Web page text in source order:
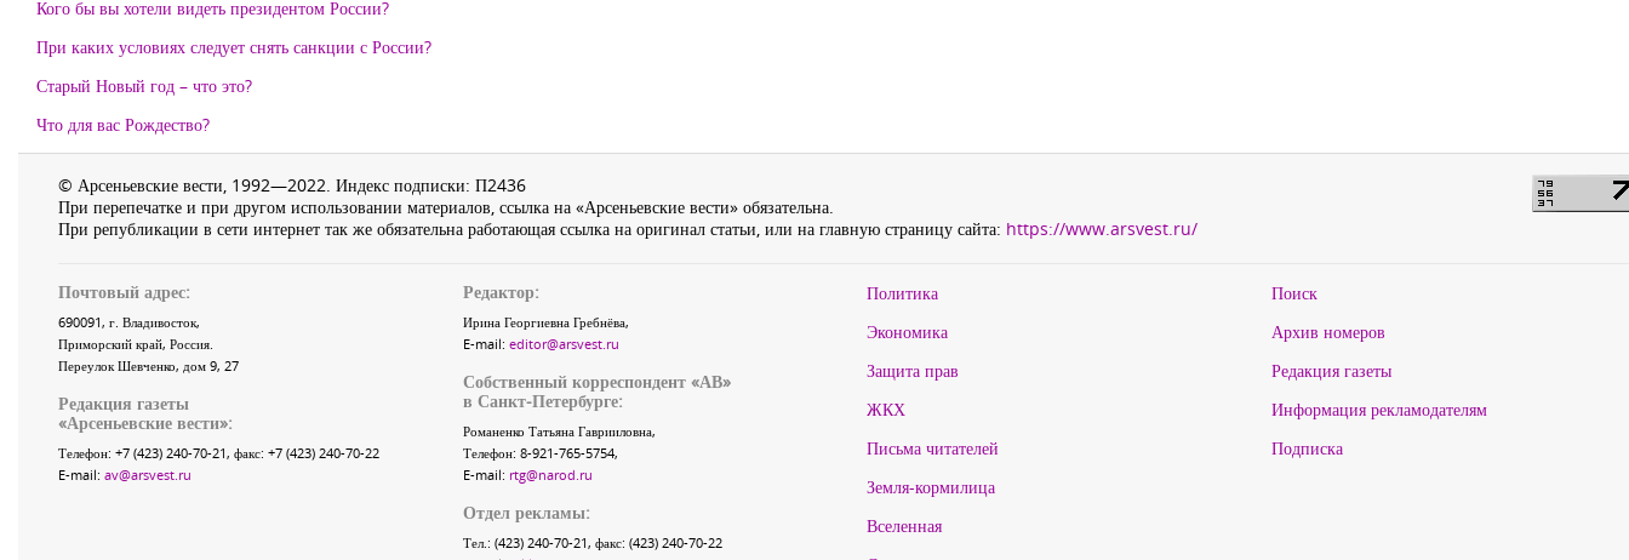
Кого бы вы хотели видеть президентом России?
При каких условиях следует снять санкции с России?
Старый Новый год – что это?
Что для вас Рождество?
© Арсеньевские вести, 1992—2022. Индекс подписки: П2436
При перепечатке и при другом использовании материалов, ссылка на «Арсеньевские вести» обязательна.
При републикации в сети интернет так же обязательна работающая ссылка на оригинал статьи, или на главную страницу сайта: https://www.arsvest.ru/
Почтовый адрес:
690091, г. Владивосток,
Приморский край, Россия.
Переулок Шевченко, дом 9, 27
Редакция газеты
«Арсеньевские вести»:
Телефон: +7 (423) 240-70-21, факс: +7 (423) 240-70-22
E-mail: av@arsvest.ru
Редактор:
Ирина Георгиевна Гребнёва,
E-mail: editor@arsvest.ru
Собственный корреспондент «АВ»
в Санкт-Петербурге:
Романенко Татьяна Гаврииловна,
Телефон: 8-921-765-5754,
E-mail: rtg@narod.ru
Отдел рекламы:
Тел.: (423) 240-70-21, факс: (423) 240-70-22
Политика
Экономика
Защита прав
ЖКХ
Письма читателей
Земля-кормилица
Вселенная
Поиск
Архив номеров
Редакция газеты
Информация рекламодателям
Подписка